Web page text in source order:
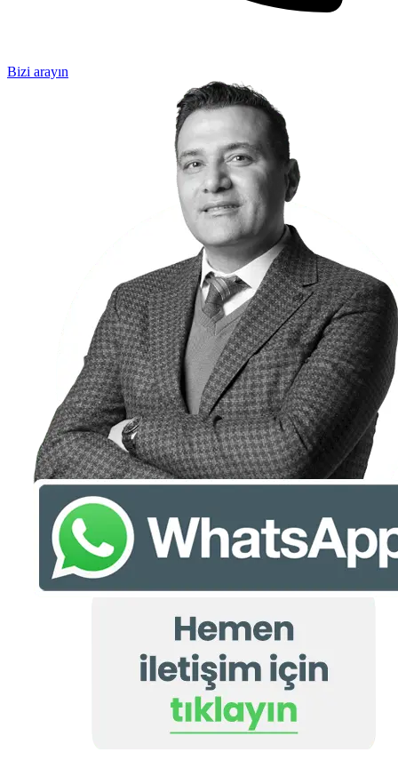
Bizi arayın